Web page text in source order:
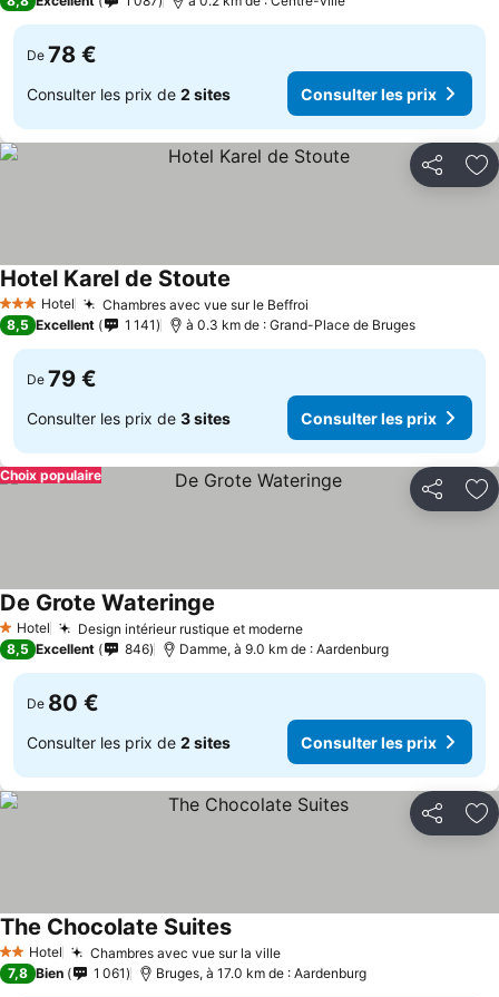
De 78 €
Consulter les prix de 2 sites Consulter les prix
Partager
3 ÉtoilesHotel Chambres avec vue sur le Beffroi
Hotel Karel de Stoute
8,5 Excellent 1 141 à 0.3 km de : Grand-Place de Bruges
De 79 €
Consulter les prix de 3 sites Consulter les prix
Partager
Choix populaire
1 Étoiles
Hotel Design intérieur rustique et moderne
De Grote Wateringe
8,5 Excellent 846 Damme, à 9.0 km de : Aardenburg
De 80 €
Consulter les prix de 2 sites Consulter les prix
Partager
2 Étoiles
Hotel Chambres avec vue sur la ville
The Chocolate Suites
7,8 Bien 1 061 Bruges, à 17.0 km de : Aardenburg